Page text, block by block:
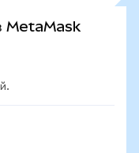
в MetaMask